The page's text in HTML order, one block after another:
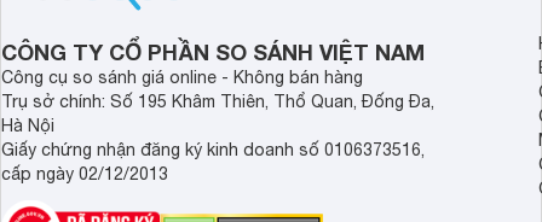
CÔNG TY CỔ PHẦN SO SÁNH VIỆT NAM
Công cụ so sánh giá online - Không bán hàng
Trụ sở chính: Số 195 Khâm Thiên, Thổ Quan, Đống Đa,
Hà Nội
Giấy chứng nhận đăng ký kinh doanh số 0106373516,
cấp ngày 02/12/2013